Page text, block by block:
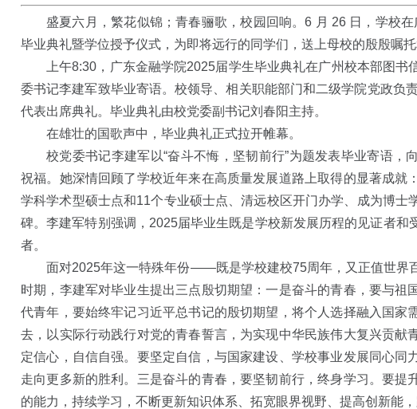
盛夏六月，繁花似锦；青春骊歌，校园回响。6 月 26 日，学校
毕业典礼暨学位授予仪式，为即将远行的同学们，送上母校的殷殷嘱托
上午8:30，广东金融学院2025届学生毕业典礼在广州校本部图书
委书记李建军致毕业寄语。校领导、相关职能部门和二级学院党政负
代表出席典礼。毕业典礼由校党委副书记刘春阳主持。
在雄壮的国歌声中，毕业典礼正式拉开帷幕。
校党委书记李建军以“奋斗不悔，坚韧前行”为题发表毕业寄语，
祝福。她深情回顾了学校近年来在高质量发展道路上取得的显著成就
学科学术型硕士点和11个专业硕士点、清远校区开门办学、成为博士
碑。李建军特别强调，2025届毕业生既是学校新发展历程的见证者和
者。
面对2025年这一特殊年份——既是学校建校75周年，又正值世界
时期，李建军对毕业生提出三点殷切期望：一是奋斗的青春，要与祖
代青年，要始终牢记习近平总书记的殷切期望，将个人选择融入国家
去，以实际行动践行对党的青春誓言，为实现中华民族伟大复兴贡献
定信心，自信自强。要坚定自信，与国家建设、学校事业发展同心同
走向更多新的胜利。三是奋斗的青春，要坚韧前行，终身学习。要提
的能力，持续学习，不断更新知识体系、拓宽眼界视野、提高创新能，